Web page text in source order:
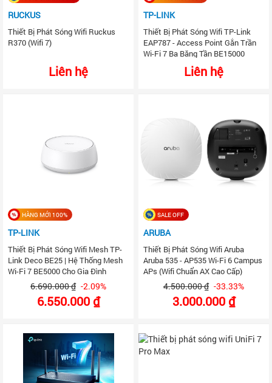
RUCKUS
Thiết Bị Phát Sóng Wifi Ruckus
R370 (Wifi 7)
Liên hệ
TP-LINK
Thiết Bị Phát Sóng Wifi TP-Link
EAP787 - Access Point Gắn Trần
Wi-Fi 7 Ba Băng Tần BE15000
Liên hệ
HÀNG MỚI 100%
TP-LINK
Thiết Bị Phát Sóng Wifi Mesh TP-
Link Deco BE25 | Hệ Thống Mesh
Wi-Fi 7 BE5000 Cho Gia Đình
6.690.000 ₫ -2.09%
6.550.000 ₫
SALE OFF
ARUBA
Thiết Bị Phát Sóng Wifi Aruba
Aruba 535 - AP535 Wi-Fi 6 Campus
APs (Wifi Chuẩn AX Cao Cấp)
4.500.000 ₫ -33.33%
3.000.000 ₫